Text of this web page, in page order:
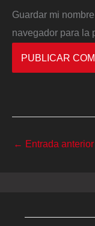
Guardar mi
navegador para la
← Entrada anterior